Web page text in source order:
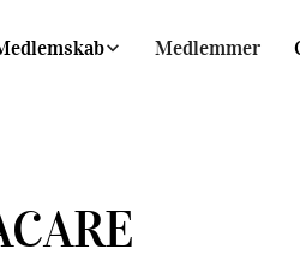
Medlemmer